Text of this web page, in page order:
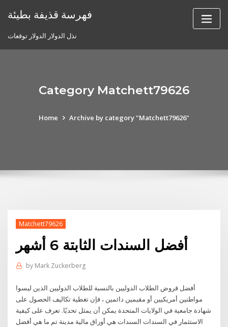
فهرسة قذيفة بطيئة
نذل الدولار الدولار توقعات
Category Matchett79626
Home Archive by category "Matchett79626"
Matchett79626
أفضل السندات الثابتة 6 أشهر
by Mark Zuckerberg
أفضل قروض الطلاب الدوليين بالنسبة للطلاب الدوليين الذين ليسوا
مواطنين أمريكيين أو مقيمين دائمين ، فإن تغطية تكاليف الحصول على
شهادة جامعية في الولايات المتحدة يمكن أن يمثل تحديًا. تعرف على كيفية
الاستثمار في السندات السندات هي أوراق مالية مدينة تم ما هي أفضل